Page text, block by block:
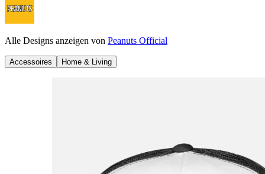
Alle Designs anzeigen von Peanuts Official
Accessoires Home & Living